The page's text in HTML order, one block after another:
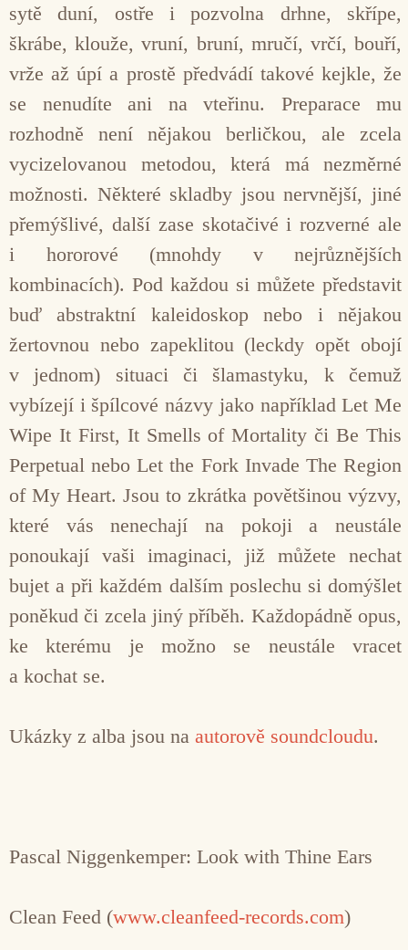
sytě duní, ostře i pozvolna drhne, skřípe,
škrábe, klouže, vruní, bruní, mručí, vrčí, bouří,
vrže až úpí a prostě předvádí takové kejkle, že
se nenudíte ani na vteřinu. Preparace mu
rozhodně není nějakou berličkou, ale zcela
vycizelovanou metodou, která má nezměrné
možnosti. Některé skladby jsou nervnější, jiné
přemýšlivé, další zase skotačivé i rozverné ale
i hororové (mnohdy v nejrůznějších
kombinacích). Pod každou si můžete představit
buď abstraktní kaleidoskop nebo i nějakou
žertovnou nebo zapeklitou (leckdy opět obojí
v jednom) situaci či šlamastyku, k čemuž
vybízejí i špílcové názvy jako například Let Me
Wipe It First, It Smells of Mortality či Be This
Perpetual nebo Let the Fork Invade The Region
of My Heart. Jsou to zkrátka povětšinou výzvy,
které vás nenechají na pokoji a neustále
ponoukají vaši imaginaci, již můžete nechat
bujet a při každém dalším poslechu si domýšlet
poněkud či zcela jiný příběh. Každopádně opus,
ke kterému je možno se neustále vracet
a kochat se.
Ukázky z alba jsou na autorově soundcloudu.
Pascal Niggenkemper: Look with Thine Ears
Clean Feed (www.cleanfeed-records.com)